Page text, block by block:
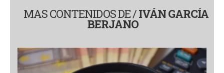
MAS CONTENIDOS DE /IVÁN GARCÍA
BERJANO